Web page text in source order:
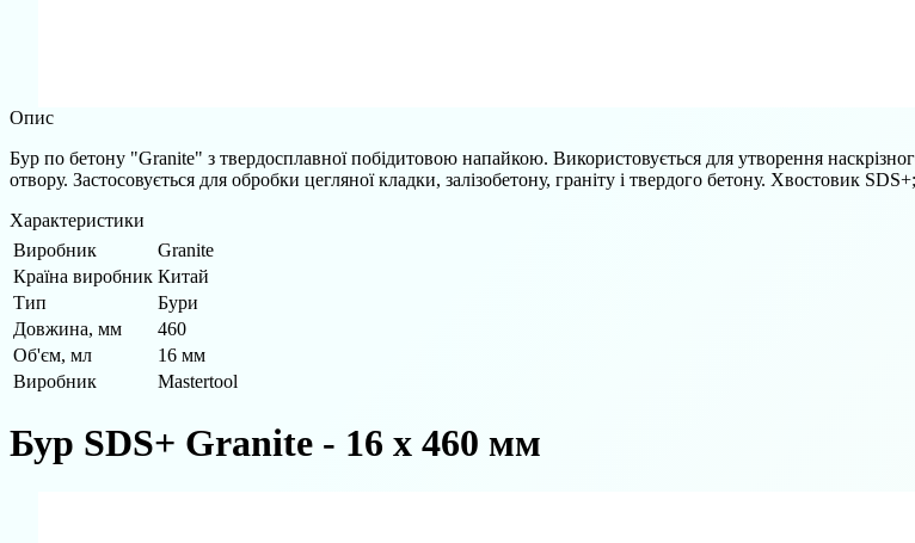
Опис
Бур по бетону "Granite" з твердосплавної побідитовою напайкою. Використовується для утворення
отвору. Застосовується для обробки цегляної кладки, залізобетону, граніту і твердого бетону. Хвостовик
Характеристики
Виробник
Granite
Країна виробник Китай
Тип
Бури
Довжина, мм
460
Об'єм, мл
16 мм
Виробник
Mastertool
Бур SDS+ Granite - 16 х 460 мм